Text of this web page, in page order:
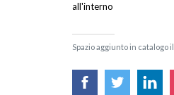
all'interno
Spazio aggiunto in catalogo il